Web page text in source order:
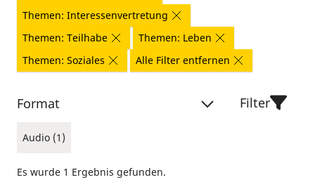
Themen: Interessenvertretung
Themen: Teilhabe
Themen: Leben
Themen: Soziales
Alle Filter entfernen
Format
Audio (1)
Filter
Es wurde 1 Ergebnis gefunden.